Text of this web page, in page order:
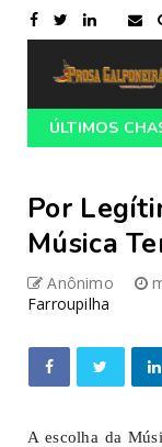
ÚLTIMOS
21ª Cavalgada
Por
Música
Anônimo
Farroupilha
A escolha da